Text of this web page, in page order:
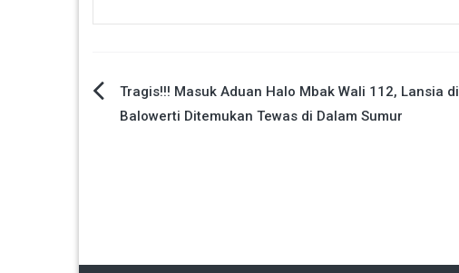
Navigasi
Tragis!!! Masuk Aduan Halo Mbak Wali 112, Lansia di
Balowerti Ditemukan Tewas di Dalam Sumur